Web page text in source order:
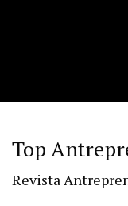
Top
Revista